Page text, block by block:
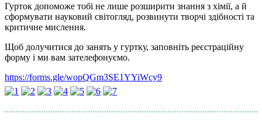
Гурток допоможе тобі не лише розширити знання з хімії, а й
сформувати науковий світогляд, розвинути творчі здібності та
критичне мислення.
Щоб долучитися до занять у гуртку, заповніть реєстраційну
форму і ми вам зателефонуємо.
https://forms.gle/wopQGm3SE1YYiWcy9